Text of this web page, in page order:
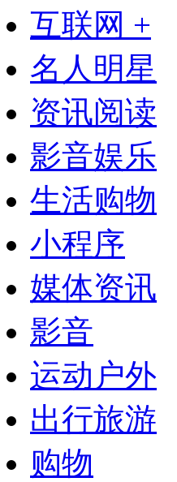
互联网 +
名人明星
资讯阅读
影音娱乐
生活购物
小程序
媒体资讯
影音
运动户外
出行旅游
购物